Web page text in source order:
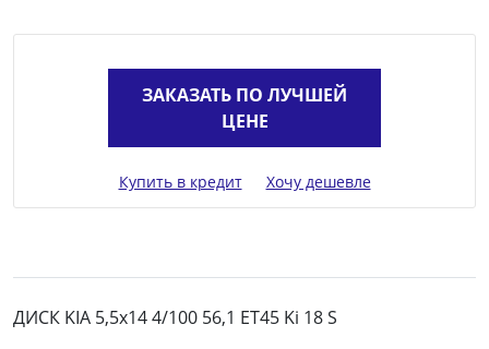
ЗАКАЗАТЬ ПО ЛУЧШЕЙ
ЦЕНЕ
Купить в кредит Хочу дешевле
ДИСК KIA 5,5x14 4/100 56,1 ЕТ45 Ki 18 S